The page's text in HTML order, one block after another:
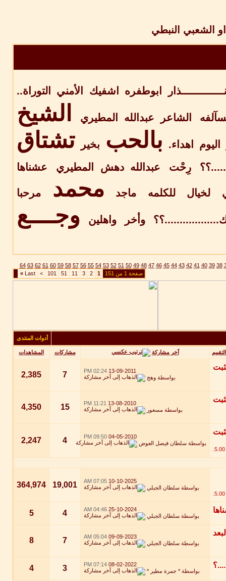
الشعبي النبطي
ابوطفره اشفيك الأمني التوراة..
الشاعر عبدالله المطيري الشيخ
اليوم اهداء. بالحب بخير تشتاق
رِحْت عبدالله دهش المطيري عشناها
لخيال للكلمه ماجد محمد مرحبا
وأخر واهلين وجــــع
38
39
40
41
42
43
44
45
46
47
48
49
50
51
52
53
54
55
56
57
58
59
60
61
62
63
64
صفحة 1 من 151
1
2
3
11
51
101
>
Last
»
أدوات المنتدى
التقييم آخر مشاركة مشاركات المشاهدات
13-09-2011
02:24 PM
بواسطة وهج 7
2,385
13-08-2010
11:21 PM
بواسطة مسعور 15
4,350
04-05-2010
09:50 PM
بواسطة سلطان فيصل العوض 4
2,247
10-10-2025
07:05 AM
بواسطة سلطان الجبلي 19,001
364,974
25-10-2024
04:46 AM
بواسطة سلطان الجبلي 4
5
09-09-2023
05:04 AM
بواسطة سلطان الجبلي 7
8
08-02-2022
07:14 PM
بواسطة * جمرة مطير * 3
4